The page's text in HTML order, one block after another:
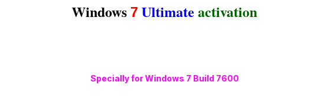
Windows 7 Ultimate activation
Specially for Windows 7 Build 7600